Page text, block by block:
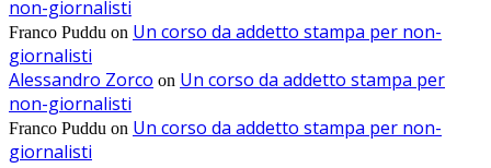
non-giornalisti
Franco Puddu on Un corso da addetto stampa per non-
giornalisti
Alessandro Zorco on Un corso da addetto stampa per
non-giornalisti
Franco Puddu on Un corso da addetto stampa per non-
giornalisti